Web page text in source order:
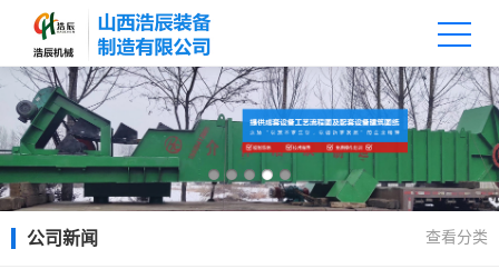
公司新闻 查看分类